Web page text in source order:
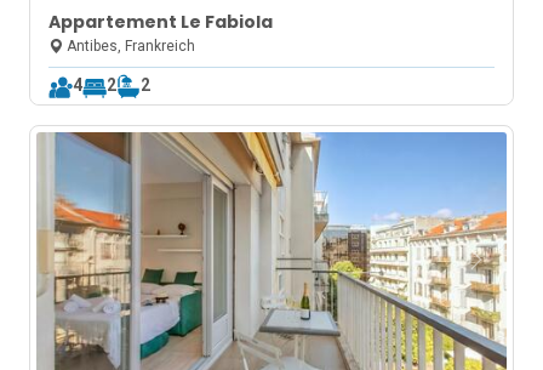
Appartement Le Fabiola
Antibes, Frankreich
4 2 2